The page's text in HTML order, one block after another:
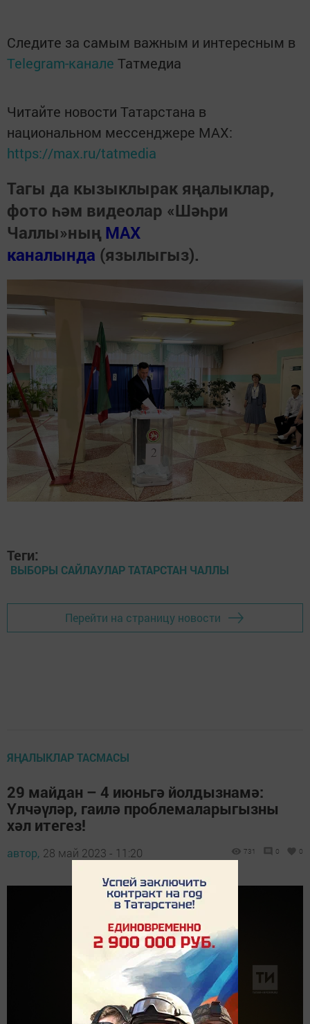
Следите за самым важным и интересным в
Telegram-канале Татмедиа
Читайте новости Татарстана в
национальном мессенджере MАХ:
https://max.ru/tatmedia
Тагы да кызыклырак яңалыклар,
фото һәм видеолар «Шәһри
Чаллы»ның MAX
каналында (язылыгыз).
Теги:
ВЫБОРЫ САЙЛАУЛАР ТАТАРСТАН ЧАЛЛЫ
Перейти на страницу новости
ЯҢАЛЫКЛАР ТАСМАСЫ
29 майдан – 4 июньгә йолдызнамә:
Үлчәүләр, гаилә проблемаларыгызны
хәл итегез!
автор, 28 май 2023 - 11:20 731 0 0